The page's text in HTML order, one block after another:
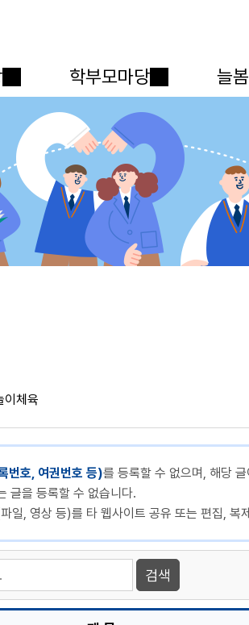
학부모마당 늘
이체육
번호, 여권번호 등)를 등록할 수 없으며, 해당
글을 등록할 수 없습니다.
일, 영상 등)를 타 웹사이트 공유 또는 편집, 복